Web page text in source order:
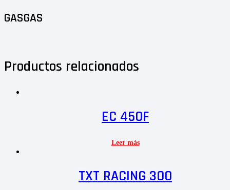
GASGAS
Productos relacionados
EC 450F
Leer más
TXT RACING 300